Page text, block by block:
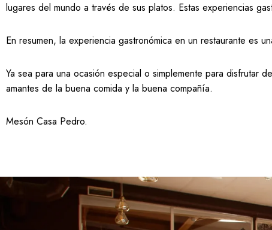
lugares del mundo a través de sus platos. Estas experiencias
En resumen, la experiencia gastronómica en un restaurante es
Ya sea para una ocasión especial o simplemente para disfrutar
amantes de la buena comida y la buena compañía.
Mesón Casa Pedro.